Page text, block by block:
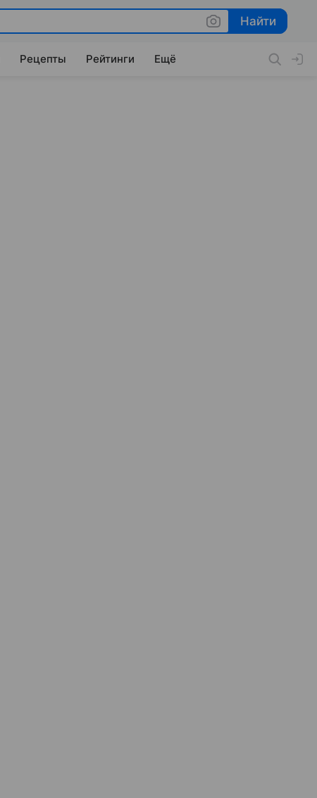
Найти
Найти
Рецепты Рейтинги Ещё